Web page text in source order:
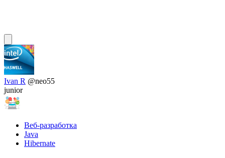
Ivan R @neo55
junior
Веб-разработка
Java
Hibernate